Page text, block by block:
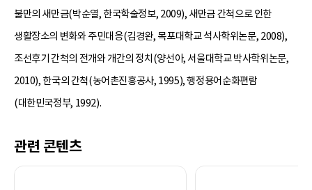
불만의 새만금(박순열, 한국학술정보, 2009), 새만금 간척으로 인한
생활장소의 변화와 주민대응(김경완, 목포대학교 석사학위논문, 2008),
조선후기 간척의 전개와 개간의 정치(양선아, 서울대학교 박사학위논문,
2010), 한국의 간척(농어촌진흥공사, 1995), 행정용어순화편람
(대한민국정부, 1992).
관련 콘텐츠